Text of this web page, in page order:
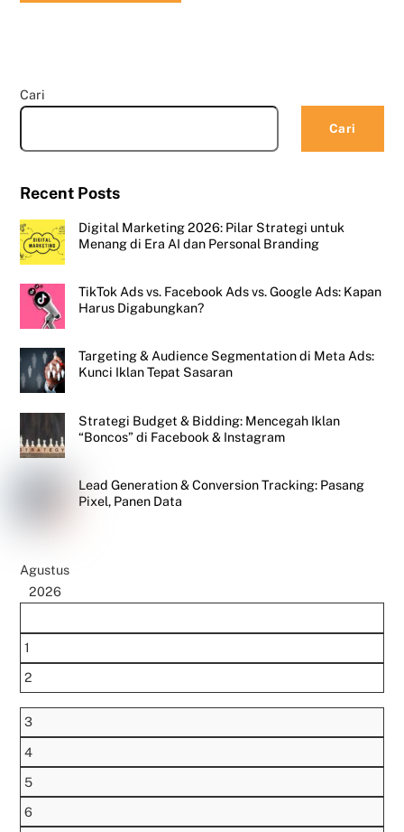
Cari
Cari
Recent Posts
Digital Marketing 2026: Pilar Strategi untuk
Menang di Era AI dan Personal Branding
TikTok Ads vs. Facebook Ads vs. Google Ads: Kapan
Harus Digabungkan?
Targeting & Audience Segmentation di Meta Ads:
Kunci Iklan Tepat Sasaran
Strategi Budget & Bidding: Mencegah Iklan
“Boncos” di Facebook & Instagram
Lead Generation & Conversion Tracking: Pasang
Pixel, Panen Data
Agustus
2026
1
2
3
4
5
6